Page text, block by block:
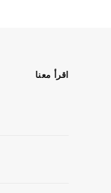
اقرأ معنا